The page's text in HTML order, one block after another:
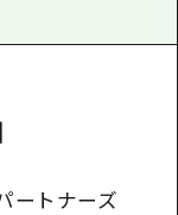
ートナーズ